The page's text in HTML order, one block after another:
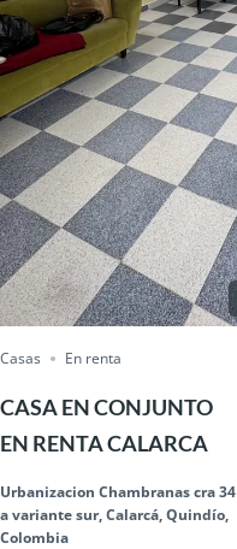
Casas En renta
CASA EN CONJUNTO
EN RENTA CALARCA
Urbanizacion Chambranas cra 34
a variante sur, Calarcá, Quindío,
Colombia